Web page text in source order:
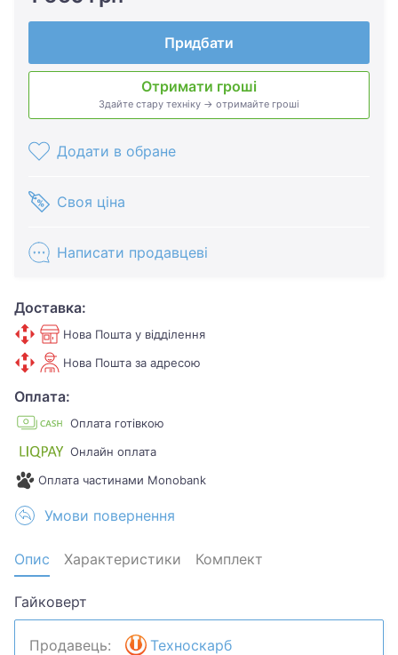
Придбати
Отримати гроші
Здайте стару техніку → отримайте гроші
Додати в обране
Своя ціна
Написати продавцеві
Доставка:
Нова Пошта у відділення
Нова Пошта за адресою
Оплата:
Оплата готівкою
Онлайн оплата
Оплата частинами Monobank
Умови повернення
Опис Характеристики Комплект
Гайковерт
Продавець:
Техноскарб